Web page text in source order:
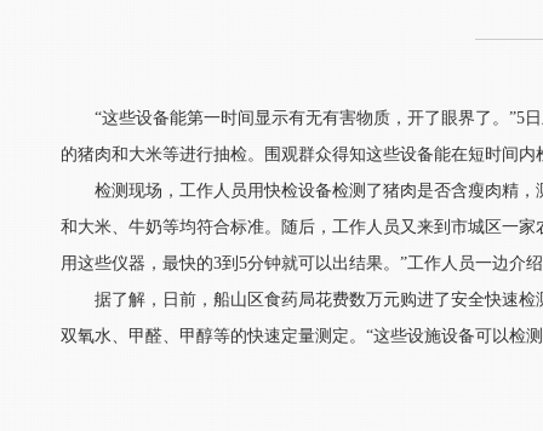
“这些设备能第一时间显示有无有害物质，开了眼界了。”5
的猪肉和大米等进行抽检。围观群众得知这些设备能在短时间
检测现场，工作人员用快检设备检测了猪肉是否含瘦肉精
和大米、牛奶等均符合标准。随后，工作人员又来到市城区一
用这些仪器，最快的3到5分钟就可以出结果。”工作人员一边
据了解，日前，船山区食药局花费数万元购进了安全快速
双氧水、甲醛、甲醇等的快速定量测定。“这些设施设备可以检